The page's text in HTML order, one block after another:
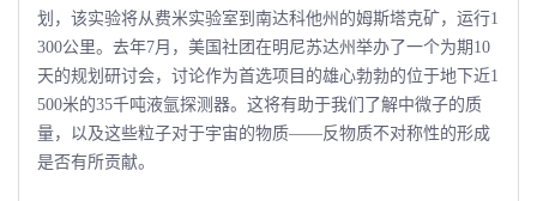
划，该实验将从费米实验室到南达科他州的姆斯塔克矿，运行1
300公里。去年7月，美国社团在明尼苏达州举办了一个为期10
天的规划研讨会，讨论作为首选项目的雄心勃勃的位于地下近1
500米的35千吨液氩探测器。这将有助于我们了解中微子的质
量，以及这些粒子对于宇宙的物质――反物质不对称性的形成
是否有所贡献。